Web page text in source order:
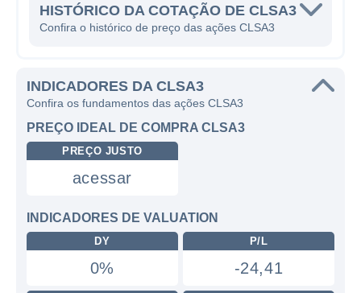
HISTÓRICO DA COTAÇÃO DE CLSA3
Confira o histórico de preço das ações CLSA3
INDICADORES DA CLSA3
Confira os fundamentos das ações CLSA3
PREÇO IDEAL DE COMPRA CLSA3
PREÇO JUSTO
acessar
INDICADORES DE VALUATION
DY
0%
P/L
-24,41